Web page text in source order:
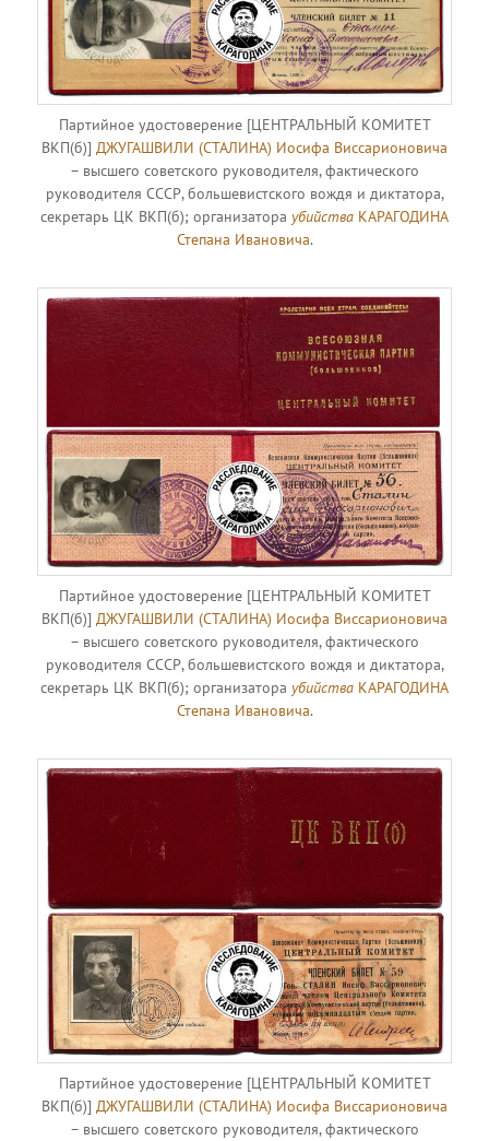
Партийное удостоверение [ЦЕНТРАЛЬНЫЙ КОМИТЕТ
ВКП(б)] ДЖУГАШВИЛИ (СТАЛИНА) Иосифа Виссарионовича
– высшего советского руководителя, фактического
руководителя СССР, большевистского вождя и диктатора,
секретарь ЦК ВКП(б); организатора убийства КАРАГОДИНА
Степана Ивановича.
Партийное удостоверение [ЦЕНТРАЛЬНЫЙ КОМИТЕТ
ВКП(б)] ДЖУГАШВИЛИ (СТАЛИНА) Иосифа Виссарионовича
– высшего советского руководителя, фактического
руководителя СССР, большевистского вождя и диктатора,
секретарь ЦК ВКП(б); организатора убийства КАРАГОДИНА
Степана Ивановича.
Партийное удостоверение [ЦЕНТРАЛЬНЫЙ КОМИТЕТ
ВКП(б)] ДЖУГАШВИЛИ (СТАЛИНА) Иосифа Виссарионовича
– высшего советского руководителя, фактического